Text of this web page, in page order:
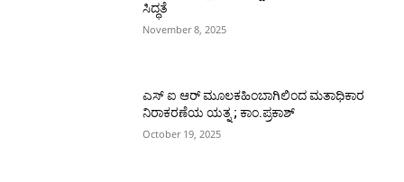
ಸಿದ್ಧತೆ
November 8, 2025
ಎಸ್ ಐ ಆರ್ ಮೂಲಕಹಿಂಬಾಗಿಲಿಂದ ಮತಾಧಿಕಾರ
ನಿರಾಕರಣೆಯ ಯತ್ನ ; ಕಾಂ.ಪ್ರಕಾಶ್
October 19, 2025